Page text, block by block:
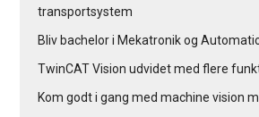
transportsystem
Bliv bachelor i Mekatronik og
TwinCAT Vision udvidet med flere
Kom godt i gang med machine vision